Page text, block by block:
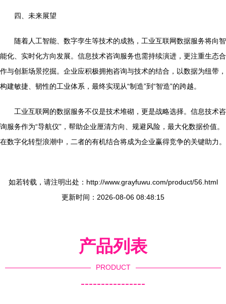
四、未来展望
随着人工智能、数字孪生等技术的成熟，工业互联网数据服务将向智
能化、实时化方向发展。信息技术咨询服务也需持续演进，更注重生态合
作与创新场景挖掘。企业应积极拥抱咨询与技术的结合，以数据为纽带，
构建敏捷、韧性的工业体系，最终实现从“制造”到“智造”的跨越。
工业互联网的数据服务不仅是技术堆砌，更是战略选择。信息技术咨
询服务作为“导航仪”，帮助企业厘清方向、规避风险，最大化数据价值。
在数字化转型浪潮中，二者的有机结合将成为企业赢得竞争的关键助力。
如若转载，请注明出处：http://www.grayfuwu.com/product/56.html
更新时间：2026-08-06 08:48:15
产品列表
PRODUCT
----------------